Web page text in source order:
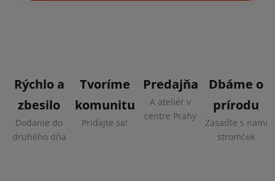
Rýchlo a
zbesilo
Dodanie do
druhého dňa
Tvoríme
komunitu
Pridajte sa!
Predajňa
A ateliér v
centre Prahy
Dbáme o
prírodu
Zasaďte s nami
stromček